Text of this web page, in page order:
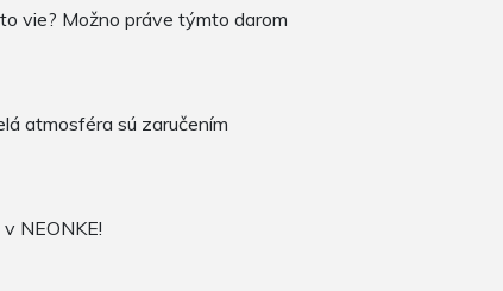
vie? Možno práve týmto darom
atmosféra sú zaručením
NEONKE!